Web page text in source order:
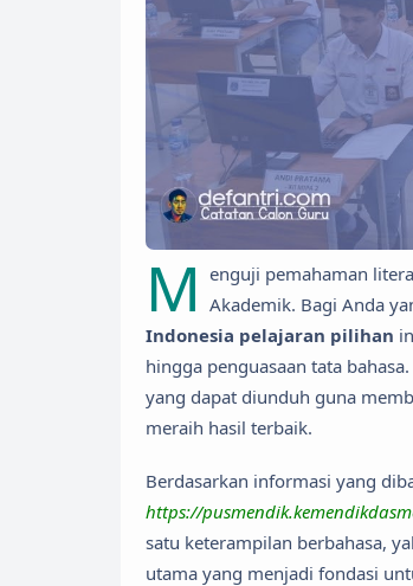
M enguji pemahaman
Akademik. Bagi Anda
Indonesia pelajaran pilihan
hingga penguasaan tata
yang dapat diunduh guna
meraih hasil terbaik.
Berdasarkan informasi yang
https://
satu keterampilan berbahasa,
utama yang menjadi fondasi